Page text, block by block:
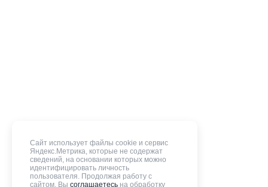
Сайт использует файлы cookie и сервис
Яндекс.Метрика, которые не содержат
сведений, на основании которых можно
идентифицировать личность
пользователя. Продолжая работу с
сайтом, Вы соглашаетесь на обработку